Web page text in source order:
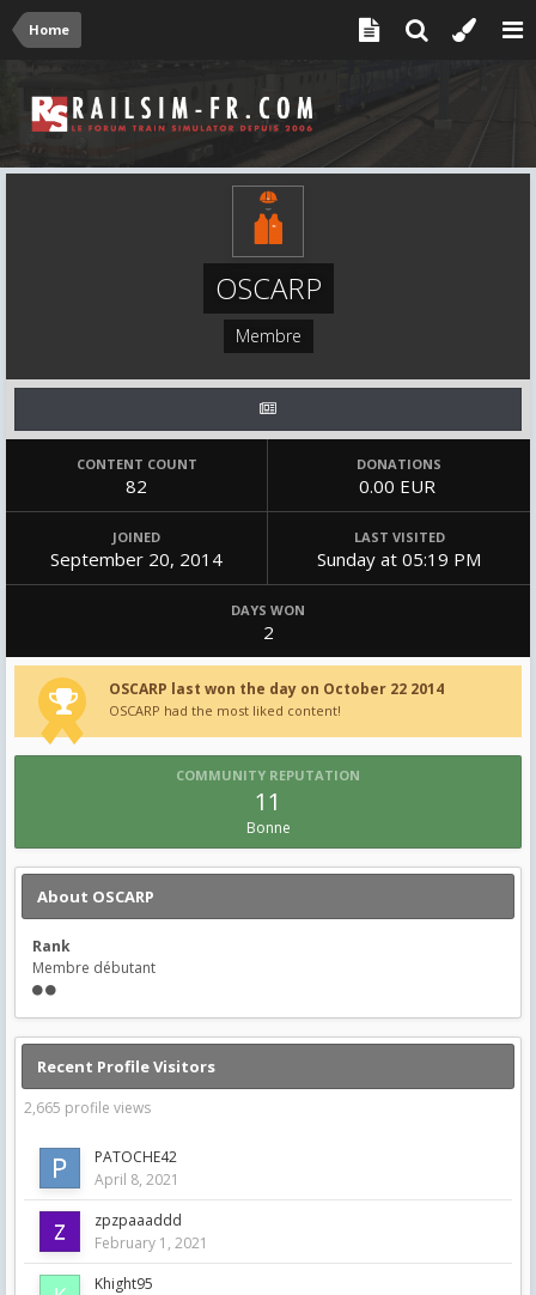
Home
OSCARP
Membre
CONTENT COUNT
82
DONATIONS
0.00 EUR
JOINED
September 20, 2014
LAST VISITED
Sunday at 05:19 PM
DAYS WON
2
OSCARP last won the day on October 22 2014
OSCARP had the most liked content!
COMMUNITY REPUTATION
11
Bonne
About OSCARP
Rank
Membre débutant
Recent Profile Visitors
2,665 profile views
PATOCHE42
April 8, 2021
zpzpaaaddd
February 1, 2021
Khight95